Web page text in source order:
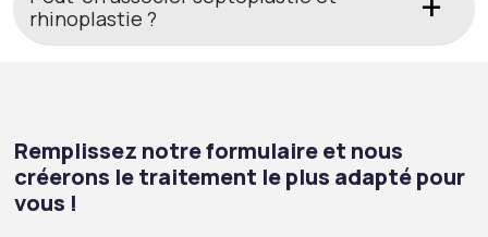
rhinoplastie ?
Remplissez notre formulaire et nous
créerons le traitement le plus adapté pour
vous !